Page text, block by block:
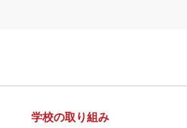
学校の取り組み